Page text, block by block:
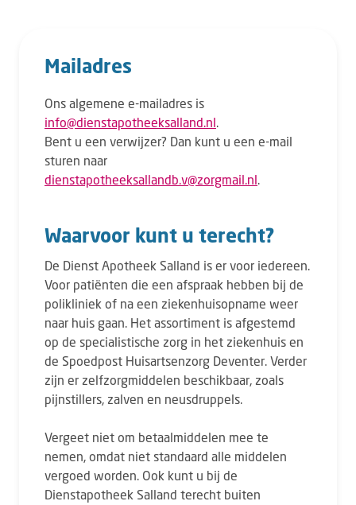
Mailadres
Ons algemene e-mailadres is
info@dienstapotheeksalland.nl.
Bent u een verwijzer? Dan kunt u een e-mail
sturen naar
dienstapotheeksallandb.v@zorgmail.nl.
Waarvoor kunt u terecht?
De Dienst Apotheek Salland is er voor iedereen.
Voor patiënten die een afspraak hebben bij de
polikliniek of na een ziekenhuisopname weer
naar huis gaan. Het assortiment is afgestemd
op de specialistische zorg in het ziekenhuis en
de Spoedpost Huisartsenzorg Deventer. Verder
zijn er zelfzorgmiddelen beschikbaar, zoals
pijnstillers, zalven en neusdruppels.
Vergeet niet om betaalmiddelen mee te
nemen, omdat niet standaard alle middelen
vergoed worden. Ook kunt u bij de
Dienstapotheek Salland terecht buiten